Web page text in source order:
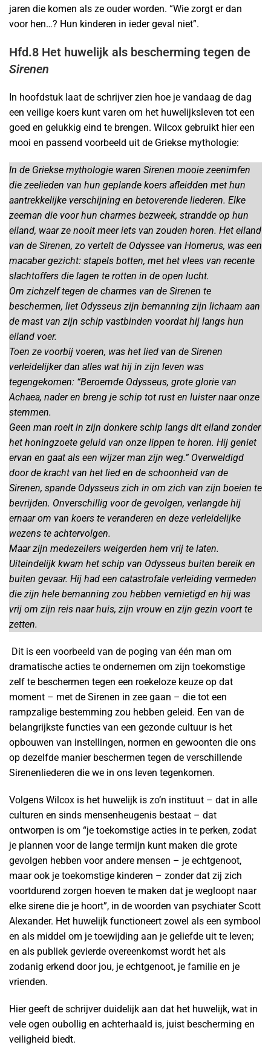
jaren die komen als ze ouder worden. “Wie zorgt er dan
voor hen…? Hun kinderen in ieder geval niet”.
Hfd.8 Het huwelijk als bescherming tegen de
Sirenen
In hoofdstuk laat de schrijver zien hoe je vandaag de dag
een veilige koers kunt varen om het huwelijksleven tot een
goed en gelukkig eind te brengen. Wilcox gebruikt hier een
mooi en passend voorbeeld uit de Griekse mythologie:
In de Griekse mythologie waren Sirenen mooie zeenimfen
die zeelieden van hun geplande koers afleidden met hun
aantrekkelijke verschijning en betoverende liederen. Elke
zeeman die voor hun charmes bezweek, strandde op hun
eiland, waar ze nooit meer iets van zouden horen. Het eiland
van de Sirenen, zo vertelt de Odyssee van Homerus, was een
macaber gezicht: stapels botten, met het vlees van recente
slachtoffers die lagen te rotten in de open lucht.
Om zichzelf tegen de charmes van de Sirenen te
beschermen, liet Odysseus zijn bemanning zijn lichaam aan
de mast van zijn schip vastbinden voordat hij langs hun
eiland voer.
Toen ze voorbij voeren, was het lied van de Sirenen
verleidelijker dan alles wat hij in zijn leven was
tegengekomen: “Beroemde Odysseus, grote glorie van
Achaea, nader en breng je schip tot rust en luister naar onze
stemmen.
Geen man roeit in zijn donkere schip langs dit eiland zonder
het honingzoete geluid van onze lippen te horen. Hij geniet
ervan en gaat als een wijzer man zijn weg.” Overweldigd
door de kracht van het lied en de schoonheid van de
Sirenen, spande Odysseus zich in om zich van zijn boeien te
bevrijden. Onverschillig voor de gevolgen, verlangde hij
ernaar om van koers te veranderen en deze verleidelijke
wezens te achtervolgen.
Maar zijn medezeilers weigerden hem vrij te laten.
Uiteindelijk kwam het schip van Odysseus buiten bereik en
buiten gevaar. Hij had een catastrofale verleiding vermeden
die zijn hele bemanning zou hebben vernietigd en hij was
vrij om zijn reis naar huis, zijn vrouw en zijn gezin voort te
zetten.
Dit is een voorbeeld van de poging van één man om
dramatische acties te ondernemen om zijn toekomstige
zelf te beschermen tegen een roekeloze keuze op dat
moment – met de Sirenen in zee gaan – die tot een
rampzalige bestemming zou hebben geleid. Een van de
belangrijkste functies van een gezonde cultuur is het
opbouwen van instellingen, normen en gewoonten die ons
op dezelfde manier beschermen tegen de verschillende
Sirenenliederen die we in ons leven tegenkomen.
Volgens Wilcox is het huwelijk is zo’n instituut – dat in alle
culturen en sinds mensenheugenis bestaat – dat
ontworpen is om “je toekomstige acties in te perken, zodat
je plannen voor de lange termijn kunt maken die grote
gevolgen hebben voor andere mensen – je echtgenoot,
maar ook je toekomstige kinderen – zonder dat zij zich
voortdurend zorgen hoeven te maken dat je wegloopt naar
elke sirene die je hoort”, in de woorden van psychiater Scott
Alexander. Het huwelijk functioneert zowel als een symbool
en als middel om je toewijding aan je geliefde uit te leven;
en als publiek gevierde overeenkomst wordt het als
zodanig erkend door jou, je echtgenoot, je familie en je
vrienden.
Hier geeft de schrijver duidelijk aan dat het huwelijk, wat in
vele ogen oubollig en achterhaald is, juist bescherming en
veiligheid biedt.